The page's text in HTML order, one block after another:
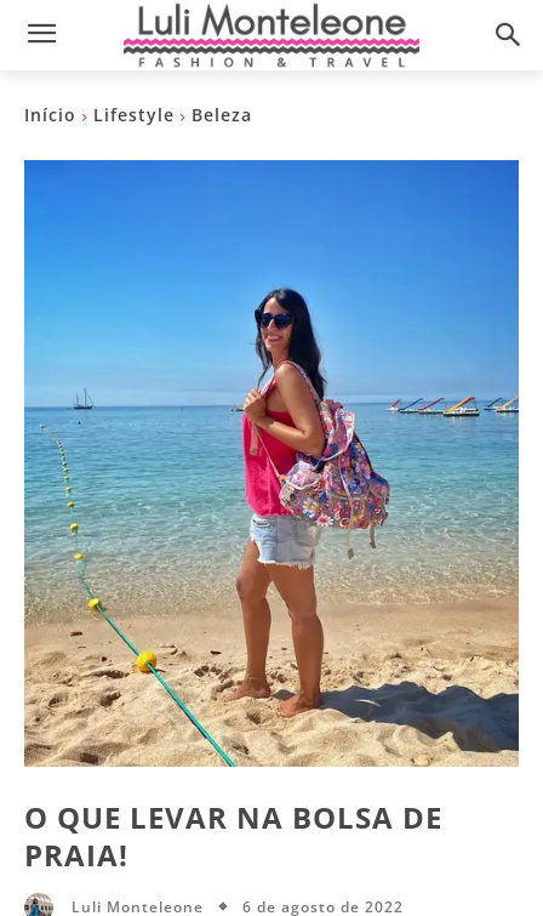
Início Lifestyle Beleza
O QUE LEVAR NA BOLSA DE
PRAIA!
Luli Monteleone 6 de agosto de 2022